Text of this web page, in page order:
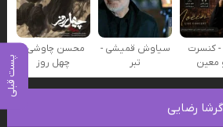
پست قبلی
کنسرت
معین
سیاوش قمیشی -
تبر
محسن چاوشی -
چهل روز
رضایی